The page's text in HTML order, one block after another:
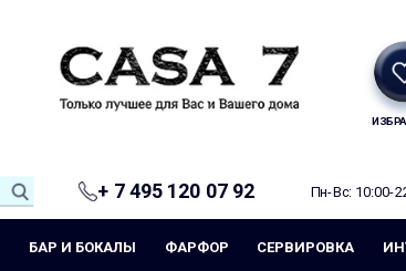
+ 7 495 120 07 92 Пн-Вс: 10:00-
БАР И БОКАЛЫ ФАРФОР СЕРВИРОВКА